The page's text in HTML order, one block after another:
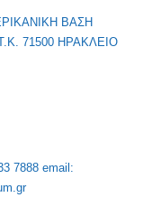
ΒΑΣΗ
71500 ΗΡΑΚΛΕΙΟ
7888 email: